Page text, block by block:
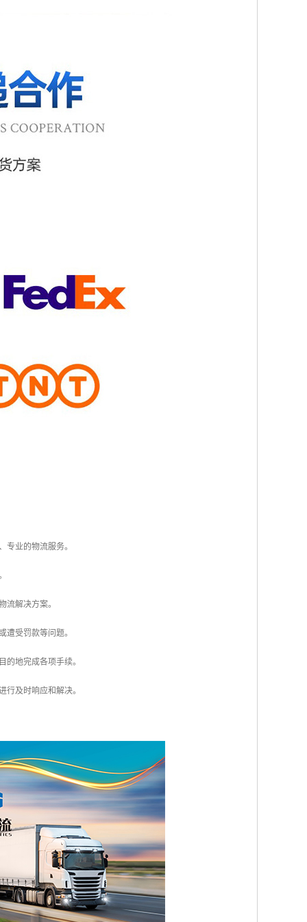
专业的物流服务。
流解决方案。
遭受罚款等问题。
地完成各项手续。
及时响应和解决。